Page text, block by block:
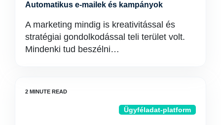
Automatikus e-mailek és kampányok
A marketing mindig is kreativitással és
stratégiai gondolkodással teli terület volt.
Mindenki tud beszélni…
Ügyféladat-platform